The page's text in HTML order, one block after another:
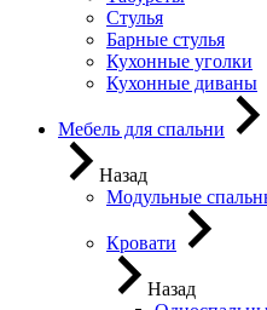
Стулья
Барные стулья
Кухонные уголки
Кухонные диваны
Мебель для спальни
Назад
Модульные
Кровати
Назад